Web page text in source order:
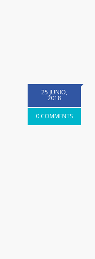
25 JUNIO,
2018
0 COMMENTS